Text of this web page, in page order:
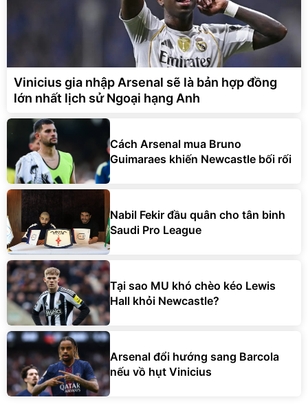
Vinicius gia nhập Arsenal sẽ là bản hợp đồng
lớn nhất lịch sử Ngoại hạng Anh
Cách Arsenal mua Bruno
Guimaraes khiến Newcastle bối rối
Nabil Fekir đầu quân cho tân binh
Saudi Pro League
Tại sao MU khó chèo kéo Lewis
Hall khỏi Newcastle?
Arsenal đổi hướng sang Barcola
nếu vồ hụt Vinicius